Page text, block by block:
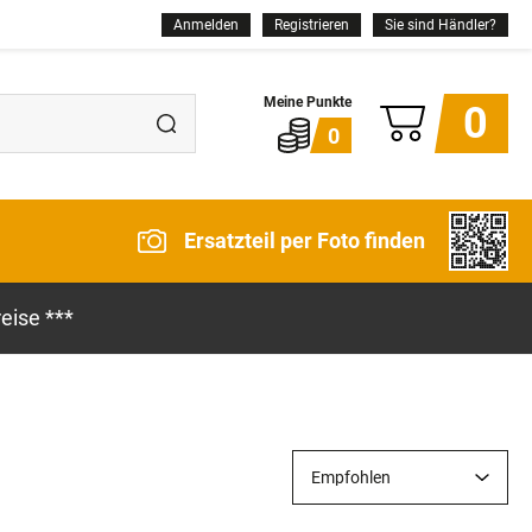
Anmelden Registrieren Sie sind Händler?
0 0
Ersatzteil per Foto finden
***